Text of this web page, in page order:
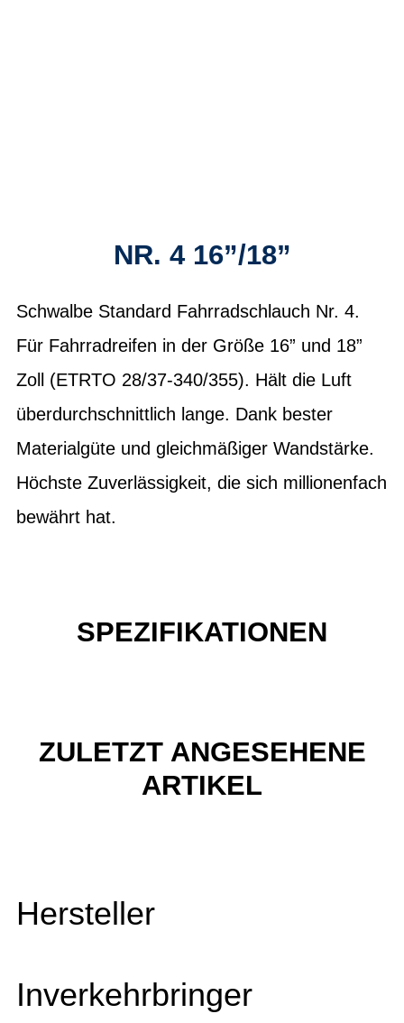
NR. 4 16”/18”
Schwalbe Standard Fahrradschlauch Nr. 4.
Für Fahrradreifen in der Größe 16” und 18”
Zoll (ETRTO 28/37-340/355). Hält die Luft
überdurchschnittlich lange. Dank bester
Materialgüte und gleichmäßiger Wandstärke.
Höchste Zuverlässigkeit, die sich millionenfach
bewährt hat.
SPEZIFIKATIONEN
ZULETZT ANGESEHENE
ARTIKEL
Hersteller
Inverkehrbringer